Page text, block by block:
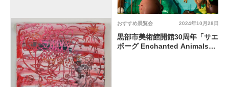
2024年10月28日
おすすめ展覧会
黒部市美術館開館30周年「サエ
ボーグ Enchanted Animals」